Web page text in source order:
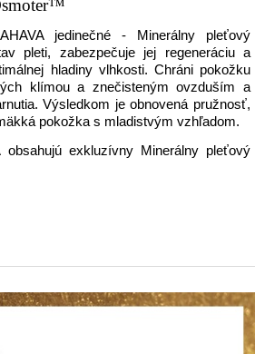
jedinečné - Minerálny pleťový
pleti, zabezpečuje jej regeneráciu a
hladiny vlhkosti. Chráni pokožku
klímou a znečisteným ovzduším a
Výsledkom je obnovená pružnosť,
pokožka s mladistvým vzhľadom.
obsahujú exkluzívny Minerálny pleťový